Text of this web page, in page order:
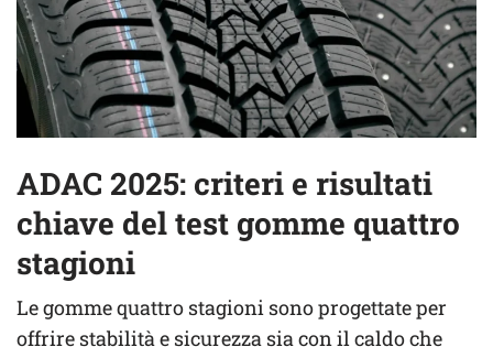
ADAC 2025: criteri e risultati
chiave del test gomme quattro
stagioni
Le gomme quattro stagioni sono progettate per
offrire stabilità e sicurezza sia con il caldo che